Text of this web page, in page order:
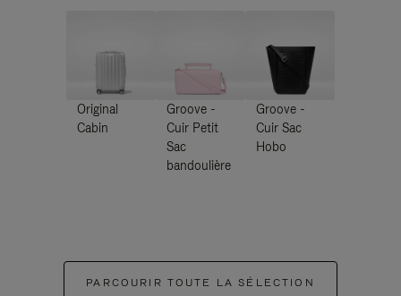
Original
Cabin
Groove -
Cuir Petit
Sac
bandoulière
Groove -
Cuir Sac
Hobo
PARCOURIR TOUTE LA SÉLECTION